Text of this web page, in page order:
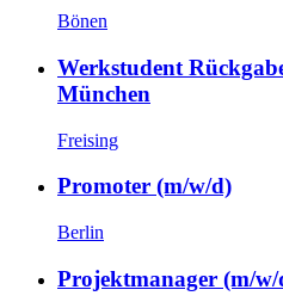
Bönen
Werkstudent
München
Freising
Promoter (m/w/d)
Berlin
Projektmanager (m/